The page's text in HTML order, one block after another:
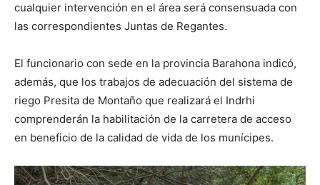
cualquier intervención en el área será consensuada con
las correspondientes Juntas de Regantes.
El funcionario con sede en la provincia Barahona indicó,
además, que los trabajos de adecuación del sistema de
riego Presita de Montaño que realizará el Indrhi
comprenderán la habilitación de la carretera de acceso
en beneficio de la calidad de vida de los munícipes.